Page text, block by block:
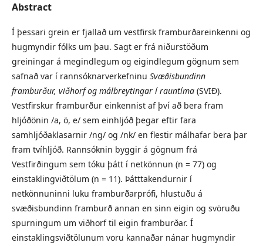
Abstract
Í þessari grein er fjallað um vestfirsk framburðareinkenni og
hugmyndir fólks um þau. Sagt er frá niðurstöðum
greiningar á megindlegum og eigindlegum gögnum sem
safnað var í rannsóknarverkefninu Svæðisbundinn
framburður, viðhorf og málbreytingar í rauntíma (SVIÐ).
Vestfirskur framburður einkennist af því að bera fram
hljóðönin /a, ö, e/ sem einhljóð þegar eftir fara
samhljóðaklasarnir /ng/ og /nk/ en flestir málhafar bera þar
fram tvíhljóð. Rannsóknin byggir á gögnum frá
Vestfirðingum sem tóku þátt í netkönnun (n = 77) og
einstaklingviðtölum (n = 11). Þátttakendurnir í
netkönnuninni luku framburðarprófi, hlustuðu á
svæðisbundinn framburð annan en sinn eigin og svöruðu
spurningum um viðhorf til eigin framburðar. Í
einstaklingsviðtölunum voru kannaðar nánar hugmyndir